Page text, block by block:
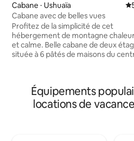
Cabane ⋅ Ushuaïa
Cabane avec de belles vues
Profitez de la simplicité de cet
hébergement de montagne
et calme. Belle cabane de deux
située à 6 pâtés de maisons du
voiture difficile. Il faut monter à pied.
offre une belle vue sur le canal de
Beagle. - Il a 2 chambres. Équipée
cuisine avec four à gaz,
Équipements
locations de